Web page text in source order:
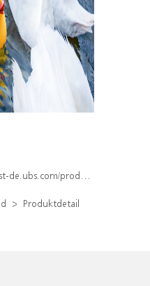
detail/index/isin/DE000WA35DV5
Produktdetail